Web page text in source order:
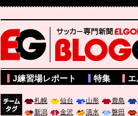
サッカー専門新聞ELGOLAZO web版
J練習場レポート 特集
札幌 仙台 山形 鹿島
新潟
金沢 清水 磐田